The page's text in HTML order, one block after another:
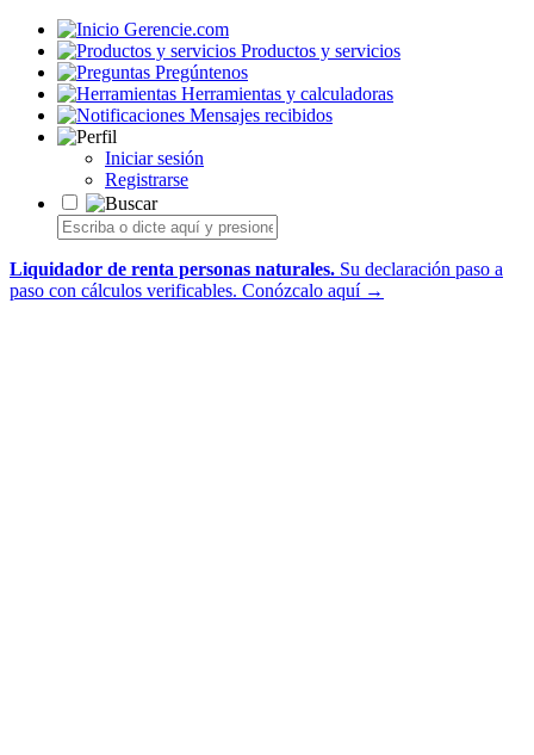
Gerencie.com
Productos y servicios
Pregúntenos
Herramientas y calculadoras
Mensajes recibidos
Iniciar sesión
Registrarse
Liquidador de renta personas naturales. Su declaración paso a
paso con cálculos verificables. Conózcalo aquí →